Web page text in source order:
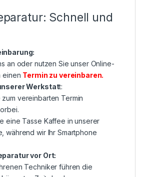
Schnell und
an oder nutzen Sie unser Online-
einen Termin zu vereinbaren.
Werkstatt:
zum vereinbarten Termin
eine Tasse Kaffee in unserer
während wir Ihr Smartphone
vor Ort:
Techniker führen die